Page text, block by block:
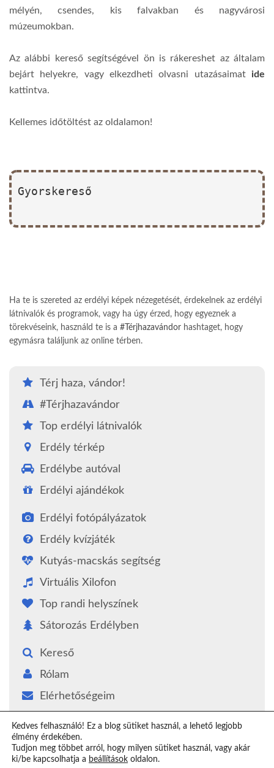
mélyén, csendes, kis falvakban és nagyvárosi
múzeumokban.
Az alábbi kereső segítségével ön is rákereshet az általam
bejárt helyekre, vagy elkezdheti olvasni utazásaimat ide
kattintva.
Kellemes időtöltést az oldalamon!
Gyorskereső
Ha te is szereted az erdélyi képek nézegetését, érdekelnek az erdélyi
látnivalók és programok, vagy ha úgy érzed, hogy egyeznek a
törekvéseink, használd te is a #Térjhazavándor hashtaget, hogy
egymásra találjunk az online térben.
Térj haza, vándor!
#Térjhazavándor
Top erdélyi látnivalók
Erdély térkép
Erdélybe autóval
Erdélyi ajándékok
Erdélyi fotópályázatok
Erdély kvízjáték
Kutyás-macskás segítség
Virtuális Xilofon
Top randi helyszínek
Sátorozás Erdélyben
Kereső
Rólam
Elérhetőségeim
Epilógus
Kedves felhasználó! Ez a blog sütiket használ, a lehető legjobb
élmény érdekében.
Tudjon meg többet arról, hogy milyen sütiket használ, vagy akár
ki/be kapcsolhatja a beállítások oldalon.